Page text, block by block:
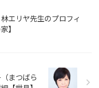
エリヤ先生のプロフィ
】
まつばら